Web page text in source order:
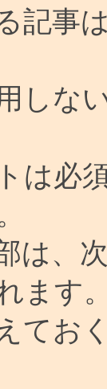
記事
しな
は必
は、
ます
てお